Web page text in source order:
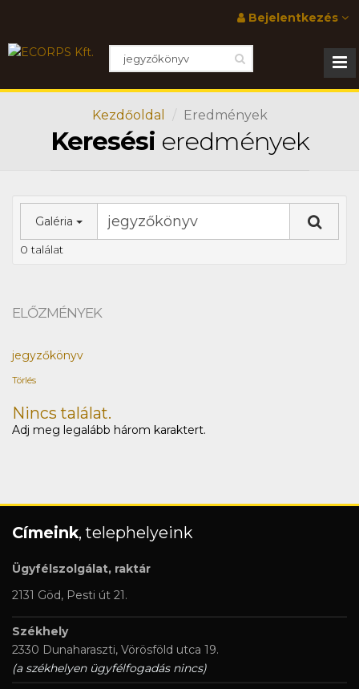
Bejelentkezés
Kezdőoldal Eredmények
Keresési eredmények
Galéria
0 találat
ELŐZMÉNYEK
jegyzőkönyv
Törlés
Nincs találat.
Adj meg legalább három karaktert.
Címeink, telephelyeink
Ügyfélszolgálat, raktár
2131 Göd, Pesti út 21.
Székhely
2330 Dunaharaszti, Vörösföld utca 19.
(a székhelyen ügyfélfogadás nincs)